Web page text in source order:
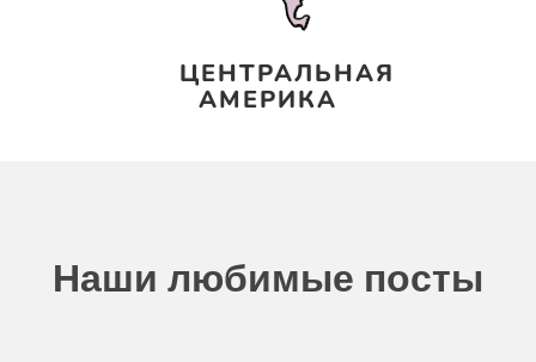
ЦЕНТРАЛЬНАЯ
АМЕРИКА
Наши любимые посты